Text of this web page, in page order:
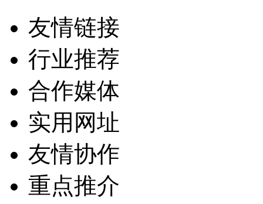
友情链接
行业推荐
合作媒体
实用网址
友情协作
重点推介